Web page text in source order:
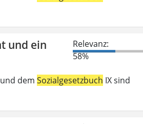
und ein
Relevanz:
58%
dem Sozialgesetzbuch IX sind